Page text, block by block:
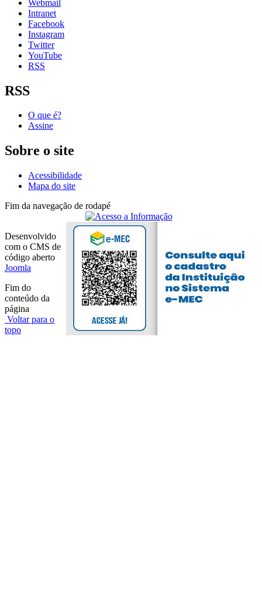
Webmail
Intranet
Facebook
Instagram
Twitter
YouTube
RSS
RSS
O que é?
Assine
Sobre o site
Acessibilidade
Mapa do site
Fim da navegação de rodapé
Desenvolvido
com o CMS de
código aberto
Joomla
Fim do
conteúdo da
página
Voltar para o
topo